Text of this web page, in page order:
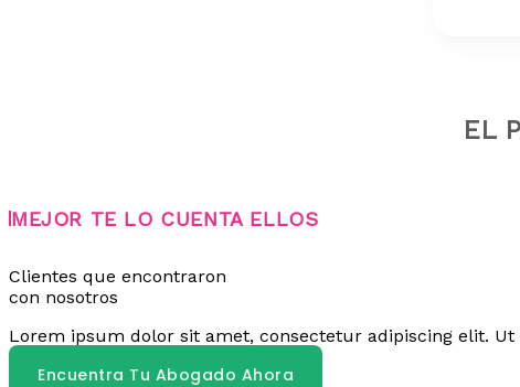
EL
MEJOR TE LO CUENTA ELLOS
Clientes que encontraron
con nosotros
Lorem ipsum dolor sit amet, consectetur adipiscing elit.
Encuentra Tu Abogado Ahora